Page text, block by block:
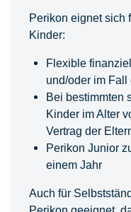
Perikon eignet sich
Kinder:
Flexible
und/oder im
Bei bestimmten
Kinder im Alter
Vertrag der
Perikon Junior
einem Jahr
Auch für